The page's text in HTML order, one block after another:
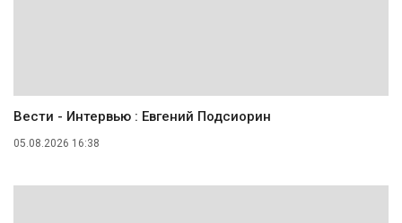
Вести - Интервью : Евгений Подсиорин
05.08.2026 16:38